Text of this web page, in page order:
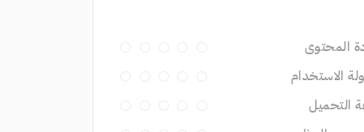
المحتوى
الاستخدام
التحميل